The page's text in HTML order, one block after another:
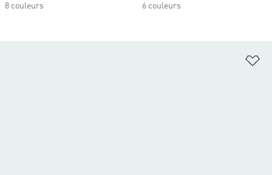
8 couleurs
6 couleurs